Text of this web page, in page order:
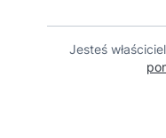
Jesteś